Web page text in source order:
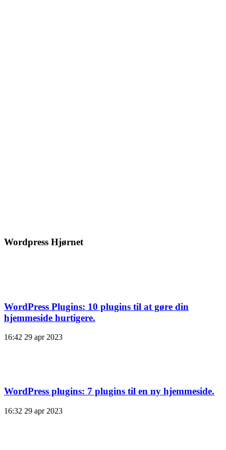
Wordpress Hjørnet
WordPress Plugins: 10 plugins til at gøre din
hjemmeside hurtigere.
16:42 29 apr 2023
WordPress plugins: 7 plugins til en ny hjemmeside.
16:32 29 apr 2023